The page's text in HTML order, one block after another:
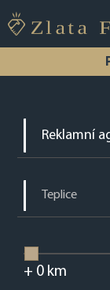
+ 0km